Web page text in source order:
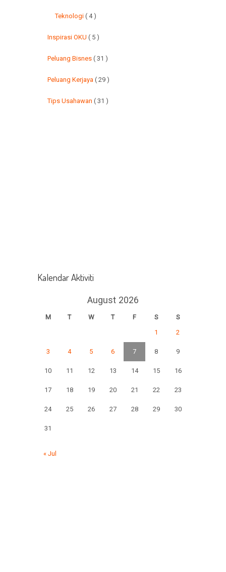
Teknologi ( 4 )
Inspirasi OKU ( 5 )
Peluang Bisnes ( 31 )
Peluang Kerjaya ( 29 )
Tips Usahawan ( 31 )
Kalendar Aktiviti
August 2026
M T W T F S
S
1
2
3 4 5 6 7 8 9
10 11 12 13 14 15 16
17 18 19 20 21 22 23
24 25 26 27 28 29 30
31
« Jul